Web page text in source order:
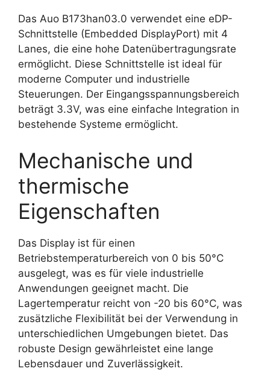
Das Auo B173han03.0 verwendet eine eDP-
Schnittstelle (Embedded DisplayPort) mit 4
Lanes, die eine hohe Datenübertragungsrate
ermöglicht. Diese Schnittstelle ist ideal für
moderne Computer und industrielle
Steuerungen. Der Eingangsspannungsbereich
beträgt 3.3V, was eine einfache Integration in
bestehende Systeme ermöglicht.
Mechanische und
thermische
Eigenschaften
Das Display ist für einen
Betriebstemperaturbereich von 0 bis 50°C
ausgelegt, was es für viele industrielle
Anwendungen geeignet macht. Die
Lagertemperatur reicht von -20 bis 60°C, was
zusätzliche Flexibilität bei der Verwendung in
unterschiedlichen Umgebungen bietet. Das
robuste Design gewährleistet eine lange
Lebensdauer und Zuverlässigkeit.